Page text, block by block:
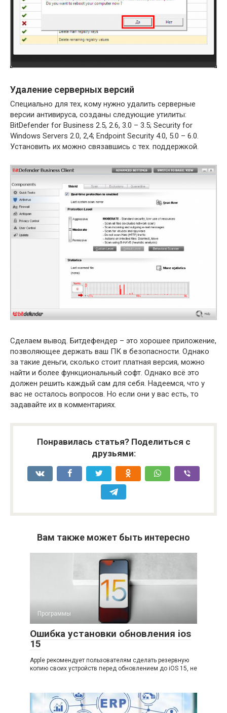
Удаление серверных версий
Специально для тех, кому нужно удалить серверные
версии антивируса, созданы следующие утилиты:
BitDefender for Business 2.5, 2.6, 3.0 – 3.5; Security for
Windows Servers 2.0, 2,4; Endpoint Security 4.0, 5.0 – 6.0.
Установить их можно связавшись с тех. поддержкой.
Сделаем вывод. Битдефендер – это хорошее приложение,
позволяющее держать ваш ПК в безопасности. Однако
за такие деньги, сколько стоит платная версия, можно
найти и более функциональный софт. Однако всё это
должен решить каждый сам для себя. Надеемся, что у
вас не осталось вопросов. Но если они у вас есть, то
задавайте их в комментариях.
Понравилась статья? Поделиться с
друзьями:
Вам также может быть интересно
Программы
Ошибка установки обновления ios
15
Apple рекомендует пользователям сделать резервную
копию своих устройств перед обновлением до iOS 15, не